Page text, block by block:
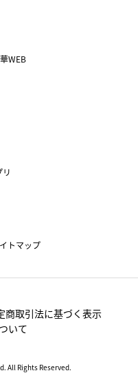
ワイトデー
WEB
トマップ
商取引法に基づく表示
いて
All Rights Reserved.